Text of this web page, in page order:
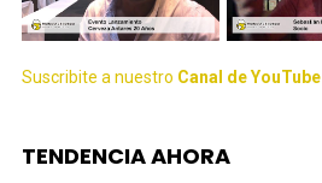
Suscribite a nuestro Canal de YouTube
TENDENCIA AHORA